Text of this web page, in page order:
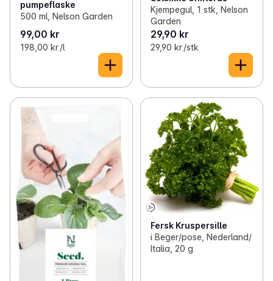
pumpeflaske
500 ml, Nelson Garden
99,00 kr
198,00 kr /l
Kjempegul, 1 stk, Nelson
Garden
29,90 kr
29,90 kr /stk
Fersk Kruspersille
i Beger/pose, Nederland/
Italia, 20 g